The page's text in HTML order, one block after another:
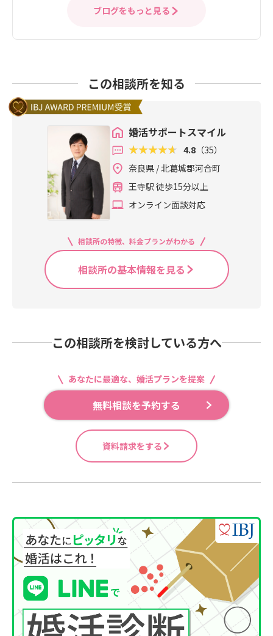
ブログをもっと見る
この相談所を知る
婚活サポートスマイル
4.8 （35）
奈良県 / 北葛城郡河合町
王寺駅 徒歩15分以上
オンライン面談対応
相談所の特徴、料金プランがわかる
相談所の基本情報を見る
この相談所を検討している方へ
あなたに最適な、婚活プランを提案
無料相談を予約する
資料請求をする